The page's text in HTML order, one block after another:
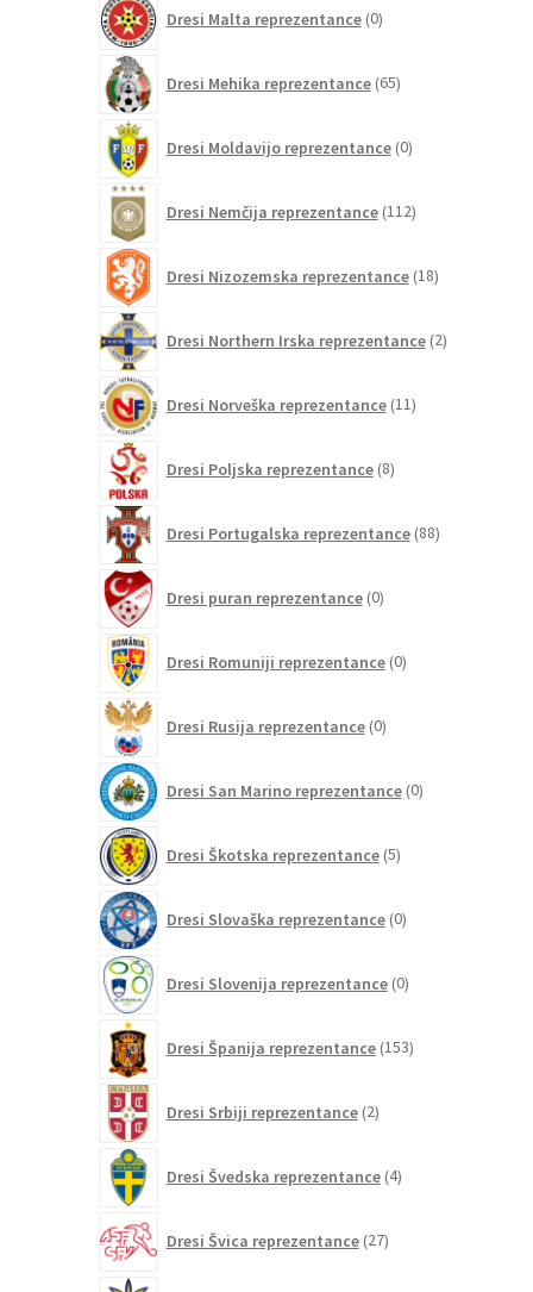
Dresi Malta reprezentance 0izdelkov
Dresi Mehika reprezentance 65izdelkov
Dresi Moldavijo reprezentance 0izdelkov
Dresi Nemčija reprezentance 112izdelkov
Dresi Nizozemska reprezentance 18izdelkov
Dresi Northern Irska reprezentance 2izdelka
Dresi Norveška reprezentance 11izdelkov
Dresi Poljska reprezentance 8izdelkov
Dresi Portugalska reprezentance 88izdelkov
Dresi puran reprezentance 0izdelkov
Dresi Romuniji reprezentance 0izdelkov
Dresi Rusija reprezentance 0izdelkov
Dresi San Marino reprezentance 0izdelkov
Dresi Škotska reprezentance 5izdelkov
Dresi Slovaška reprezentance 0izdelkov
Dresi Slovenija reprezentance 0izdelkov
Dresi Španija reprezentance 153izdelkov
Dresi Srbiji reprezentance 2izdelka
Dresi Švedska reprezentance 4izdelki
Dresi Švica reprezentance 27izdelkov